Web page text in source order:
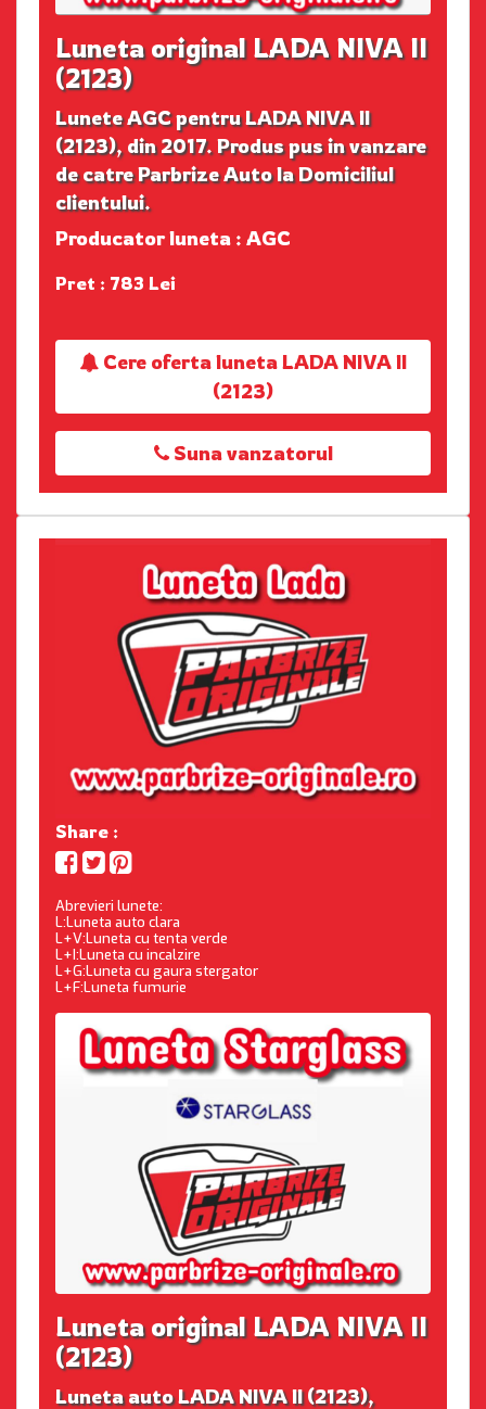
Luneta original LADA NIVA II
(2123)
Lunete AGC pentru LADA NIVA II
(2123), din 2017. Produs pus in vanzare
de catre Parbrize Auto la Domiciliul
clientului.
Producator luneta : AGC
Pret : 783 Lei
Cere oferta luneta LADA NIVA II
(2123)
Suna vanzatorul
Share :
Abrevieri lunete:
L:Luneta auto clara
L+V:Luneta cu tenta verde
L+I:Luneta cu incalzire
L+G:Luneta cu gaura stergator
L+F:Luneta fumurie
Luneta original LADA NIVA II
(2123)
Luneta auto LADA NIVA II (2123),